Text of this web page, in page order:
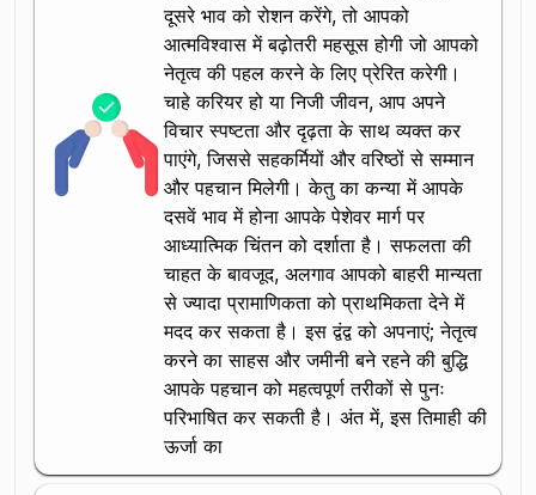
दूसरे भाव को रोशन करेंगे, तो आपको
आत्मविश्वास में बढ़ोतरी महसूस होगी जो आपको
नेतृत्व की पहल करने के लिए प्रेरित करेगी।
चाहे करियर हो या निजी जीवन, आप अपने
विचार स्पष्टता और दृढ़ता के साथ व्यक्त कर
पाएंगे, जिससे सहकर्मियों और वरिष्ठों से सम्मान
और पहचान मिलेगी। केतु का कन्या में आपके
दसवें भाव में होना आपके पेशेवर मार्ग पर
आध्यात्मिक चिंतन को दर्शाता है। सफलता की
चाहत के बावजूद, अलगाव आपको बाहरी मान्यता
से ज्यादा प्रामाणिकता को प्राथमिकता देने में
मदद कर सकता है। इस द्वंद्व को अपनाएं; नेतृत्व
करने का साहस और जमीनी बने रहने की बुद्धि
आपके पहचान को महत्वपूर्ण तरीकों से पुनः
परिभाषित कर सकती है। अंत में, इस तिमाही की
ऊर्जा का